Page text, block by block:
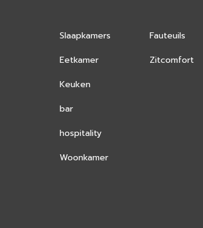
Slaapkamers
Eetkamer
Keuken
bar
hospitality
Woonkamer
Fauteuils
Zitcomfort